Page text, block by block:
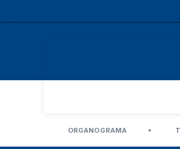
ORGANOGRAMA